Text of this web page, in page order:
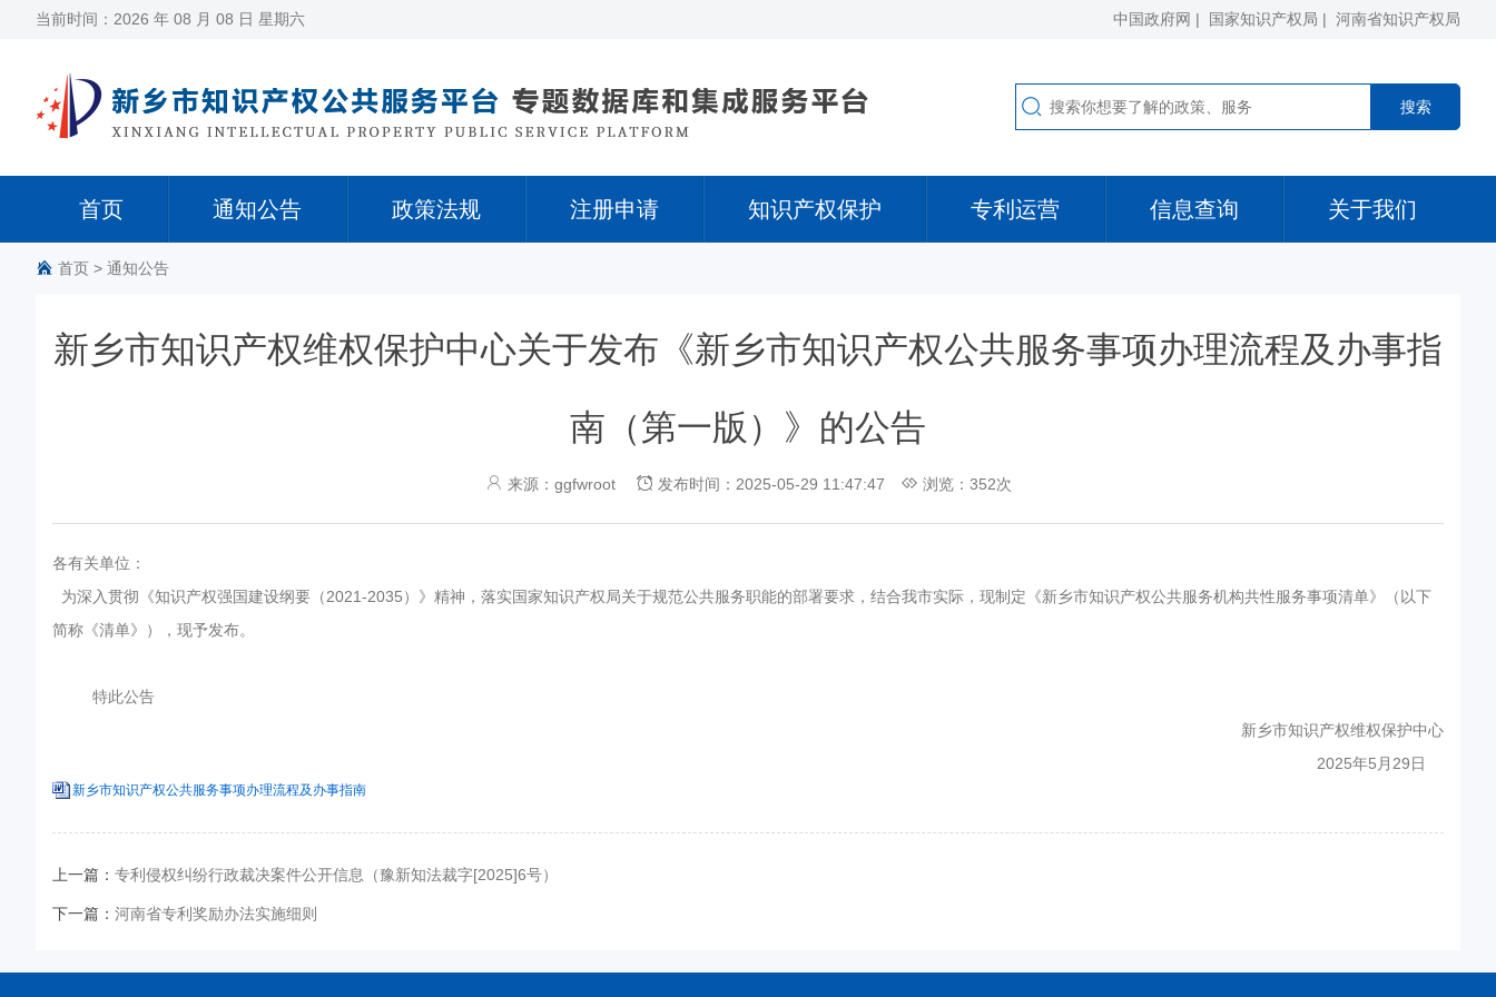
当前时间： 2026 年 08 月 08 日 星期六 中国政府网 | 国家知识产权局 | 河南省知识产权局
首页 通知公告 政策法规 注册申请 知识产权保护 专利运营 信息查询 关于我们
首页 > 通知公告
新乡市知识产权维权保护中心关于发布《新乡市知识产权公共服务事项办理流程及办事指
南（第一版）》的公告
来源：ggfwroot 发布时间：2025-05-29 11:47:47 浏览：352次
各有关单位：
为深入贯彻《知识产权强国建设纲要（2021-2035）》精神，落实国家知识产权局关于规范公共服务职能的部署要求，结合我市实际，现制定《新乡市知识产权公共服务机构共性服务事项清单》（以下
简称《清单》），现予发布。
特此公告
新乡市知识产权维权保护中心
2025年5月29日
新乡市知识产权公共服务事项办理流程及办事指南
上一篇： 专利侵权纠纷行政裁决案件公开信息（豫新知法裁字[2025]6号）
下一篇： 河南省专利奖励办法实施细则